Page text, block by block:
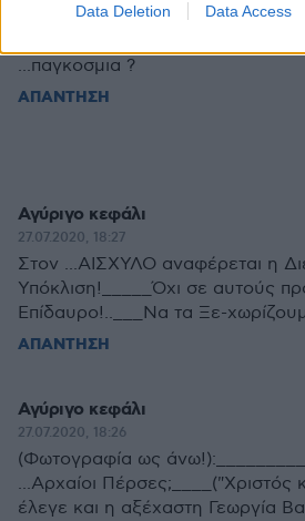
Data Deletion Data Access
εκαναν μαλιστα τον Κουλη
...παγκοσμια ?
ΑΠΑΝΤΗΣΗ
Αγύριγο κεφάλι
27.07.2020, 18:27
Στον ...ΑΙΣΧΥΛΟ αναφέρεται η
Υπόκλιση!_____Όχι σε αυτούς
Επίδαυρο!..___Να τα Ξε-
ΑΠΑΝΤΗΣΗ
Αγύριγο κεφάλι
27.07.2020, 18:26
(Φωτογραφία ως
...Αρχαίοι Πέρσες;____("Χριστός
έλεγε και η αξέχαστη Γεωργία